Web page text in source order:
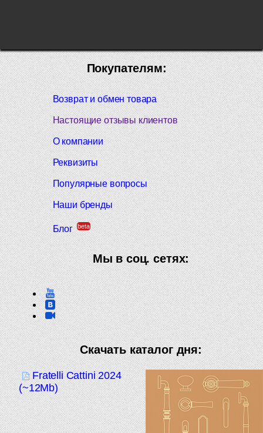
Покупателям:
Возврат и обмен товара
Настоящие отзывы клиентов
О компании
Реквизиты
Популярные вопросы
Наши бренды
Блог beta
Мы в соц. сетях:
Скачать каталог дня:
Fratelli Cattini 2024
(~12Mb)